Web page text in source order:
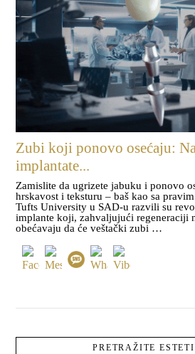
Zubi koji ponovo osećaju:
implantate...
Zamislite da ugrizete jabuku i ponovo
hrskavost i teksturu – baš kao sa
Tufts University u SAD-u razvili su
implante koji, zahvaljujući regeneraciji
obećavaju da će veštački zubi …
PRETRAŽITE